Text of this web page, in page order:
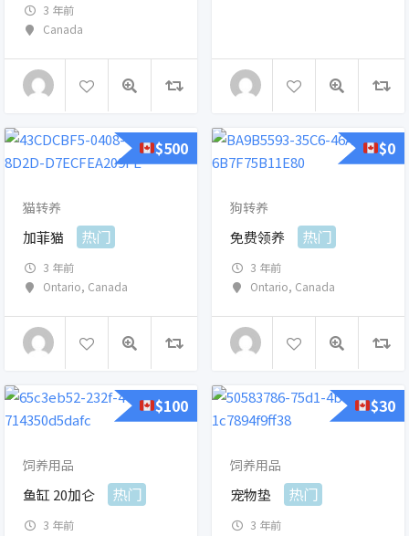
3 年前
Canada
$500
猫转养
加菲猫 热门
3 年前
Ontario, Canada
$0
狗转养
免费领养 热门
3 年前
Ontario, Canada
$100
饲养用品
鱼缸 20加仑 热门
3 年前
$30
饲养用品
宠物垫 热门
3 年前